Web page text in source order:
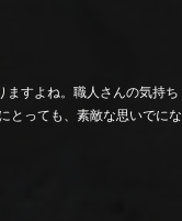
ますよね。職人さんの気持ち
とっても、素敵な思いでにな